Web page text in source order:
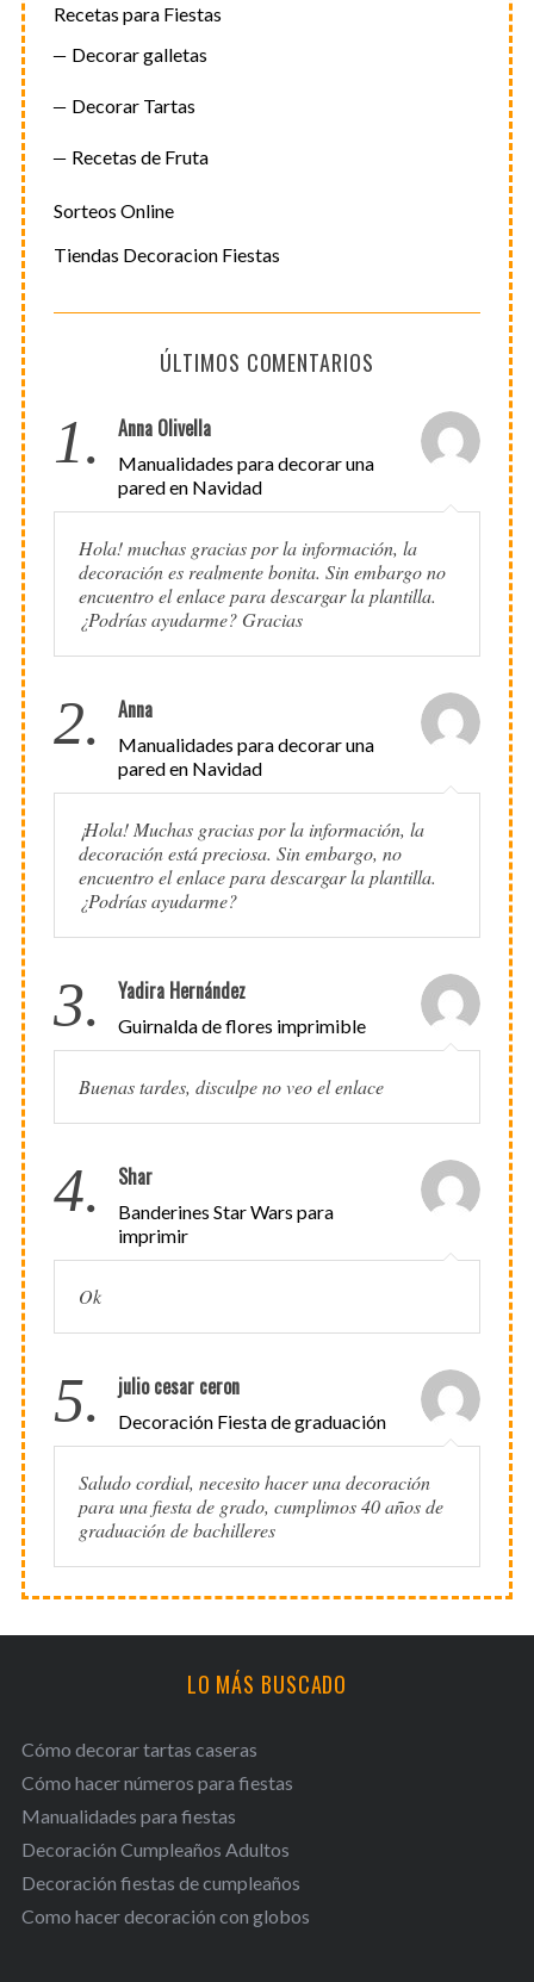
Recetas para Fiestas
Decorar galletas
Decorar Tartas
Recetas de Fruta
Sorteos Online
Tiendas Decoracion Fiestas
ÚLTIMOS COMENTARIOS
1. Anna Olivella
Manualidades para decorar una
pared en Navidad
Hola! muchas gracias por la información, la
decoración es realmente bonita. Sin embargo no
encuentro el enlace para descargar la plantilla.
¿Podrías ayudarme? Gracias
2. Anna
Manualidades para decorar una
pared en Navidad
¡Hola! Muchas gracias por la información, la
decoración está preciosa. Sin embargo, no
encuentro el enlace para descargar la plantilla.
¿Podrías ayudarme?
3. Yadira Hernández
Guirnalda de flores imprimible
Buenas tardes, disculpe no veo el enlace
4. Shar
Banderines Star Wars para
imprimir
Ok
5. julio cesar ceron
Decoración Fiesta de graduación
Saludo cordial, necesito hacer una decoración
para una fiesta de grado, cumplimos 40 años de
graduación de bachilleres
LO MÁS BUSCADO
Cómo decorar tartas caseras
Cómo hacer números para fiestas
Manualidades para fiestas
Decoración Cumpleaños Adultos
Decoración fiestas de cumpleaños
Como hacer decoración con globos